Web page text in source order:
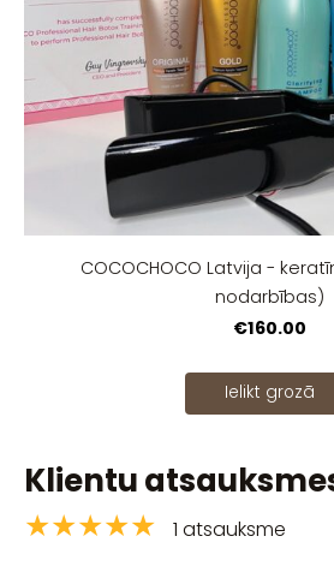
COCOCHOCO Latvija -
nodarbības)
€160.00
Ielikt grozā
Klientu
★★★★★ 1 atsauksme